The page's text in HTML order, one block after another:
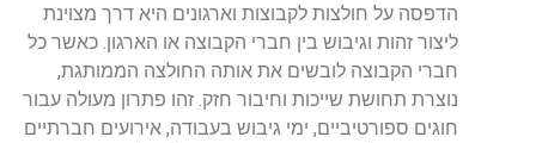
הדפסה על חולצות לקבוצות וארגונים היא דרך מצוינת
ליצור זהות וגיבוש בין חברי הקבוצה או הארגון. כאשר כל
חברי הקבוצה לובשים את אותה החולצה הממותגת,
נוצרת תחושת שייכות וחיבור חזק. זהו פתרון מעולה עבור
חוגים ספורטיביים, ימי גיבוש בעבודה, אירועים חברתיים